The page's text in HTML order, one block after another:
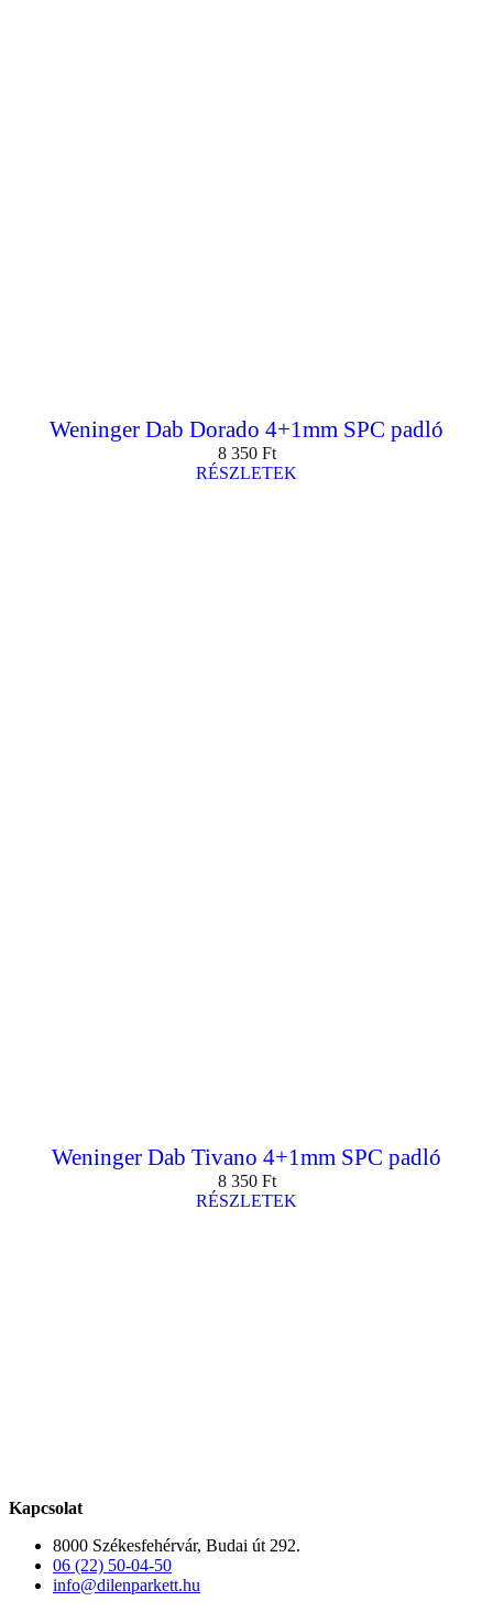
Weninger Dab Dorado 4+1mm SPC padló
8 350 Ft
RÉSZLETEK
Weninger Dab Tivano 4+1mm SPC padló
8 350 Ft
RÉSZLETEK
Kapcsolat
8000 Székesfehérvár, Budai út 292.
06 (22) 50-04-50
info@dilenparkett.hu